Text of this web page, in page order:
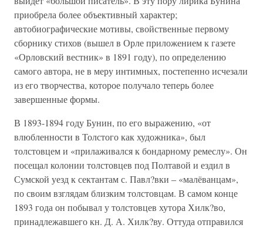
приобрела более объективный характер;
автобиографические мотивы, свойственные первому
сборнику стихов (вышел в Орле приложением к газете
«Орловский вестник» в 1891 году), по определению
самого автора, не в меру интимных, постепенно исчезали
из его творчества, которое получало теперь более
завершенные формы.
В 1893-1894 году Бунин, по его выражению, «от
влюбленности в Толстого как художника», был
толстовцем и «прилаживался к бондарному ремеслу». Он
посещал колонии толстовцев под Полтавой и ездил в
Сумской уезд к сектантам с. Павл?вки – «малёванцам»,
по своим взглядам близким толстовцам. В самом конце
1893 года он побывал у толстовцев хутора Хилк?во,
принадлежавшего кн. Д. А. Хилк?ву. Оттуда отправился